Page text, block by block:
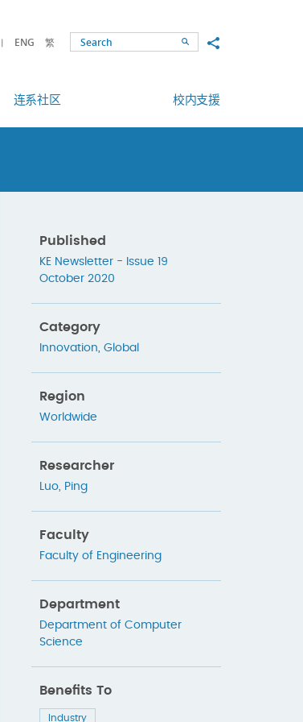
ENG 繁 SearchShare to
连系社区 校内支援
Published
KE Newsletter - Issue 19
October 2020
Category
Innovation, Global
Region
Worldwide
Researcher
Luo, Ping
Faculty
Faculty of Engineering
Department
Department of Computer
Science
Benefits To
Industry